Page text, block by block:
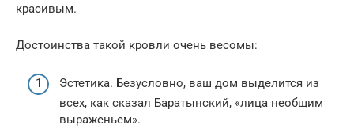
красивым.
Достоинства такой кровли очень весомы:
Эстетика. Безусловно, ваш дом выделится из
всех, как сказал Баратынский, «лица необщим
выраженьем».